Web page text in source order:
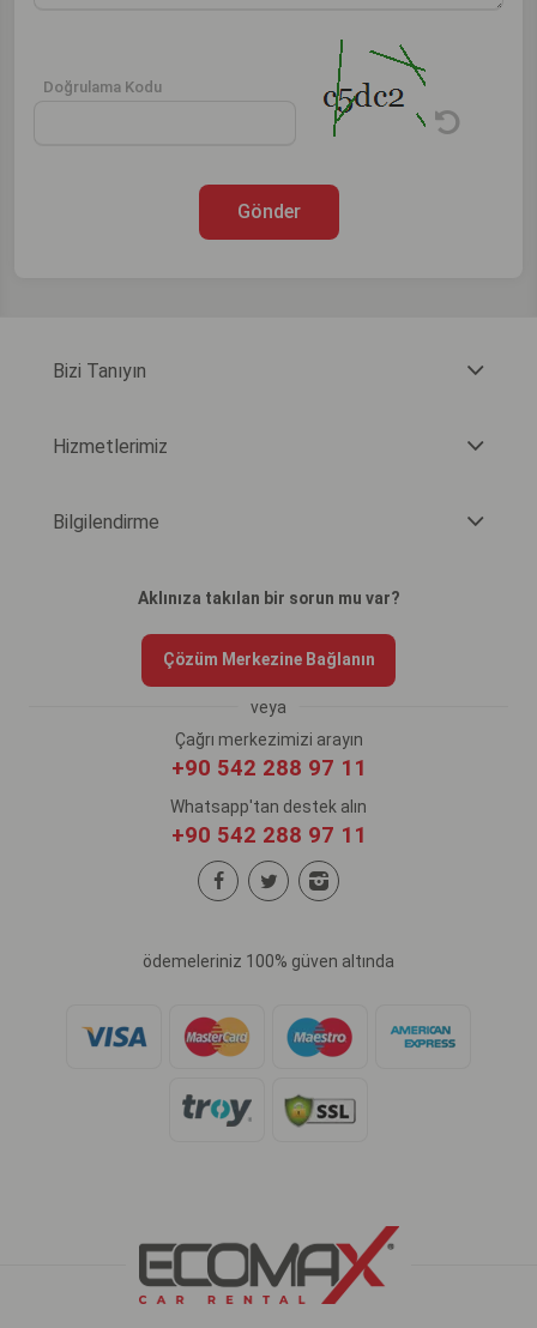
Doğrulama Kodu
Gönder
Bizi Tanıyın
Hizmetlerimiz
Bilgilendirme
Aklınıza takılan bir sorun mu var?
Çözüm Merkezine Bağlanın
veya
Çağrı merkezimizi arayın
+90 542 288 97 11
Whatsapp'tan destek alın
+90 542 288 97 11
ödemeleriniz 100% güven altında